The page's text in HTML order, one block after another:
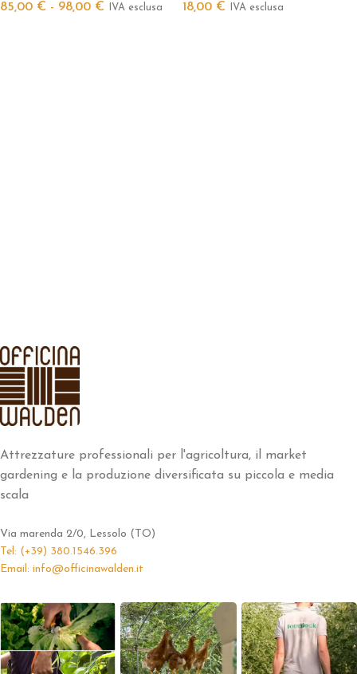
85,00 € - 98,00 € IVA esclusa 18,00 € IVA esclusa
Attrezzature professionali per l'agricoltura, il market
gardening e la produzione diversificata su piccola e media
scala
Via marenda 2/0, Lessolo (TO)
Tel: (+39) 380.1546.396
Email: info@officinawalden.it